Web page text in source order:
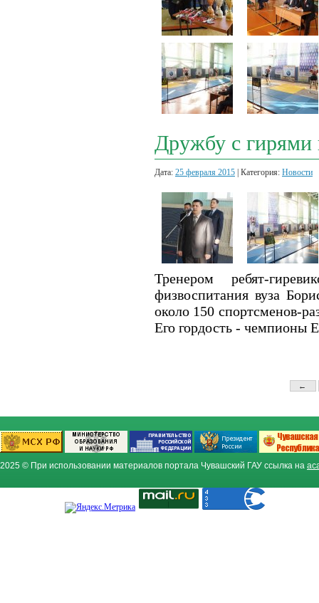
Дружбу с гирями
Дата: 25 февраля 2015 | Категория: Новости
Тренером ребят-
физвоспитания вуза
около 150 спортсменов-
Его гордость - чемпионы
←
2025 © При использовании материалов портала Чувашский ГАУ ссылка на